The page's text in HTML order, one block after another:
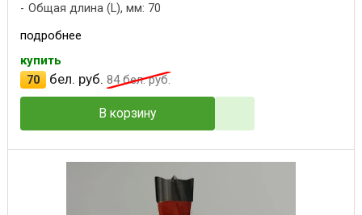
Общая длина (L), мм: 70
подробнее
купить
70
бел. руб. 84бел. руб.
В корзину